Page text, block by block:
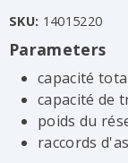
SKU: 14015220
Parameters
capacité
capacité de
poids du
raccords